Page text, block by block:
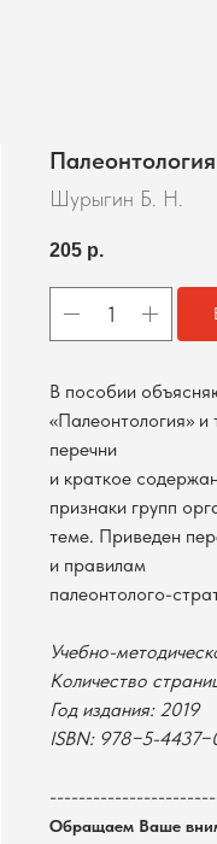
Палеонтология
Шурыгин Б. Н.
205 р.
В пособии
«Палеонтология»
перечни
и краткое
признаки групп
теме. Приведен
и правилам
палеонтолого-
Учебно-
Количество
Год издания: 2019
ISBN: 978−5-
Обращаем Ваше